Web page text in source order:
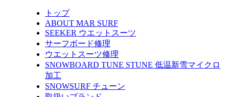
トップ
ABOUT MAR SURF
SEEKER ウエットスーツ
サーフボード修理
ウエットスーツ修理
SNOWBOARD TUNE STUNE 低温新雪マイクロ
加工
SNOWSURF チューン